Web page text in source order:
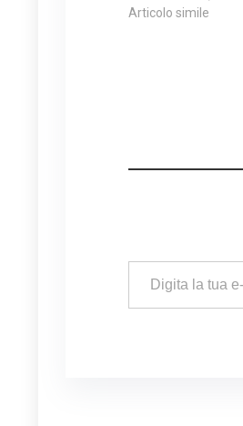
Articolo simile
Digita la tua e-mail...